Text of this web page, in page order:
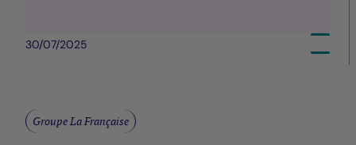
30/07/2025
Groupe La Française